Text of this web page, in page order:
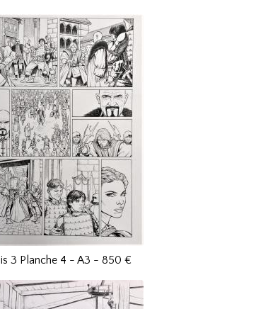
3 Planche 4 - A3 - 850 €